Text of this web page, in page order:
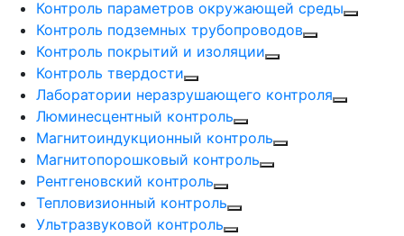
Контроль параметров окружающей среды
Контроль подземных трубопроводов
Контроль покрытий и изоляции
Контроль твердости
Лаборатории неразрушающего контроля
Люминесцентный контроль
Магнитоиндукционный контроль
Магнитопорошковый контроль
Рентгеновский контроль
Тепловизионный контроль
Ультразвуковой контроль